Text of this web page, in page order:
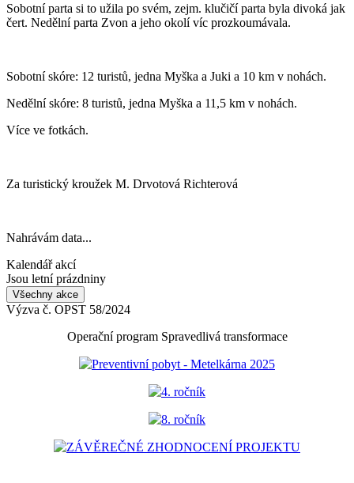
Sobotní parta si to užila po svém, zejm. klučičí parta byla divoká jak
čert. Nedělní parta Zvon a jeho okolí víc prozkoumávala.
Sobotní skóre: 12 turistů, jedna Myška a Juki a 10 km v nohách.
Nedělní skóre: 8 turistů, jedna Myška a 11,5 km v nohách.
Více ve fotkách.
Za turistický kroužek M. Drvotová Richterová
Nahrávám data...
Kalendář akcí
Jsou letní prázdniny
Všechny akce
Výzva č. OPST 58/2024
Operační program Spravedlivá transformace
Preventivní pobyt - Metelkárna 2025
4. ročník
8. ročník
ZÁVĚREČNÉ ZHODNOCENÍ PROJEKTU